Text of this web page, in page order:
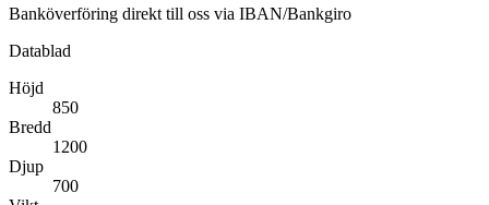
Banköverföring direkt till oss via IBAN/Bankgiro
Datablad
Höjd
850
Bredd
1200
Djup
700